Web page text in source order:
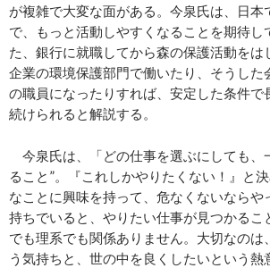
が複雑で大変な面がある。今泉氏は、日本
で、もっと活動しやすくなることを期待し
た、銀行に就職してから森の保護活動をは
企業の環境保護部門で働いたり、そうした
の職員になったりすれば、安定した条件で
続けられると解説する。
今泉氏は、「どの仕事を選ぶにしても、
ること”。『これしかやりたくない！』と
なことに興味を持って、危なくないならや
持ちでいると、やりたい仕事が見つかるこ
でも理系でも関係ありません。大切なのは
う気持ちと、世の中を良くしたいという熱